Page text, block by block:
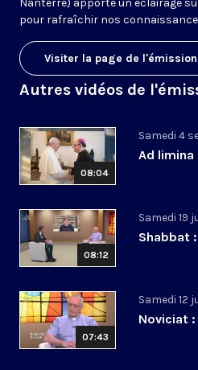
Nanterre) apporte un éclairage
pour rafraîchir nos
Visiter la page de l'émission
Autres vidéos de
08:04
Samedi 4
Ad limina
08:12
Samedi 19
Shabbat
07:43
Samedi 12
Noviciat :